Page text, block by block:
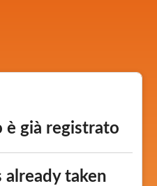
è già registrato
already taken